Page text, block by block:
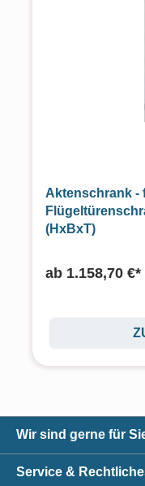
Aktenschrank -
(HxBxT)
ab 1.158,70 €*
Wir sind gerne für
Service &